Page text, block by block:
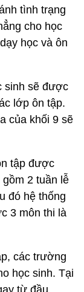
tình trạng
cho học
học và ôn
sinh sẽ được
lớp ôn tập.
của khối 9 sẽ
tập được
2 tuần lễ
đó hệ thống
3 môn thi là
các trường
học sinh. Tại
từ đầu